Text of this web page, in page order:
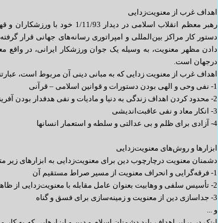
اهداف غرب از معنویت‌زدایی
رهبر معظم انقلاب اسلامی در
دستور کار مراکز بین‌المللی و امپراتوری رسانه‌های جهانی
دادن مظهر معنویت، به وسیله یک جوان ورزشکار ایرانی، در واقع
درجهان است.
اهداف غرب از معنویت زدایی که به مبانی دینی آن مربوط است،
1- نفی وحی و الهی بودن دستورات و قوانین اسلامی – قرآنی
2- محدود کردن اهداف زندگی به دنیا و مادیات و نفی هدفدار بودن آفرینش
3- انکار معاد و نفی عاقبت‌اندیشی
4- آزادی برای ظلم و بی عدالتی و سلطه و استعمار انسانها
ابزارها و روش‌های معنویت‌زدایی
دشمنان معنویت درچارچوب دین برای معنویت‌زدایی به ابزارهای زیر
1- فرقه‌گرایی و انحراف معنویت از مسیر صراط مستقیم آن
2- تأسیس سلفی و وهابیت بعنوان عامل مقابله با معنویت‌زدایی از ظاهر دینی
3- جدا‌سازی دین از معنویت و زمینه‌سازی برای فسق و گناه
و ...